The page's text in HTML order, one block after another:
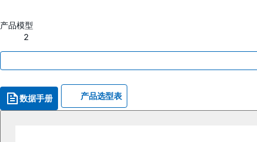
产品模型
2
数据手册 产品选型表